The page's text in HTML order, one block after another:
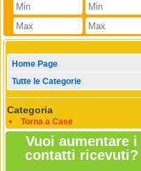
Home Page
Tutte le Categorie
Categoria
Torna a Case
Vuoi aumentare i
contatti ricevuti?